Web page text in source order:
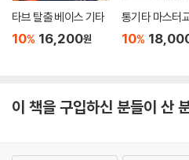
타브 탈출 베이스 기타
10% 16,200원
통기타 마스터
10%
이 책을 구입하신 분들이 산